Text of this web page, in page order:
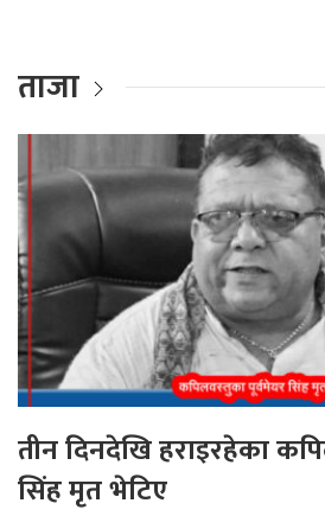
ताजा
तीन दिनदेखि हराइरहेका
सिंह मृत भेटिए